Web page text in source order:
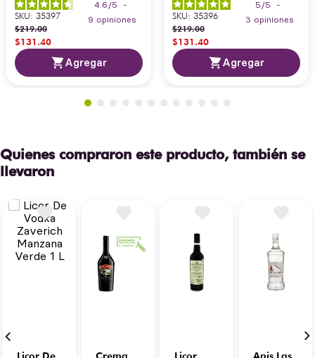
4.6 /5
-
9 opiniones
SKU: 35397
$219.00
$131.40
Agregar
5 /5
-
3 opiniones
SKU: 35396
$219.00
$131.40
Agregar
Quienes compraron este producto, también se
llevaron